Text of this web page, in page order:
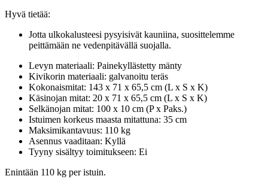
Hyvä tietää:
Jotta ulkokalusteesi pysyisivät kauniina, suosittelemme
peittämään ne vedenpitävällä suojalla.
Levyn materiaali: Painekyllästetty mänty
Kivikorin materiaali: galvanoitu teräs
Kokonaismitat: 143 x 71 x 65,5 cm (L x S x K)
Käsinojan mitat: 20 x 71 x 65,5 cm (L x S x K)
Selkänojan mitat: 100 x 10 cm (P x Paks.)
Istuimen korkeus maasta mitattuna: 35 cm
Maksimikantavuus: 110 kg
Asennus vaaditaan: Kyllä
Tyyny sisältyy toimitukseen: Ei
Enintään 110 kg per istuin.